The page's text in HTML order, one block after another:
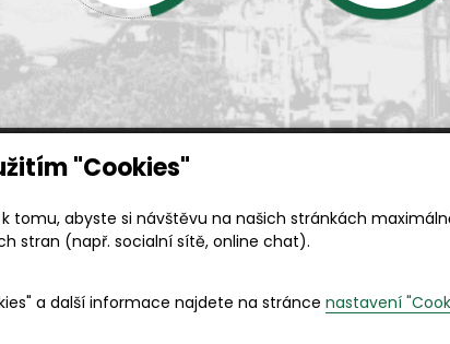
"Cookies"
tomu, abyste si návštěvu na našich stránkách
stran (např. socialní sítě, online chat).
a další informace najdete na stránce nastavení
Po-Pá 06:00 - 15:00h Telefon: